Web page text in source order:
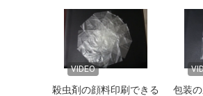
VIDEO
殺虫剤の顔料印刷できる
包装